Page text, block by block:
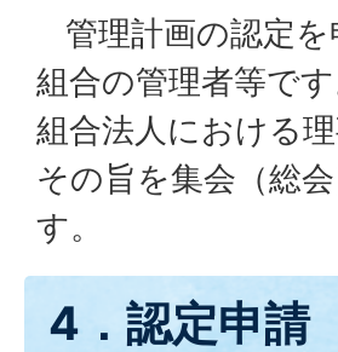
管理計画の認定
組合の管理者等で
組合法人における
その旨を集会（総
す。
4．認定申請